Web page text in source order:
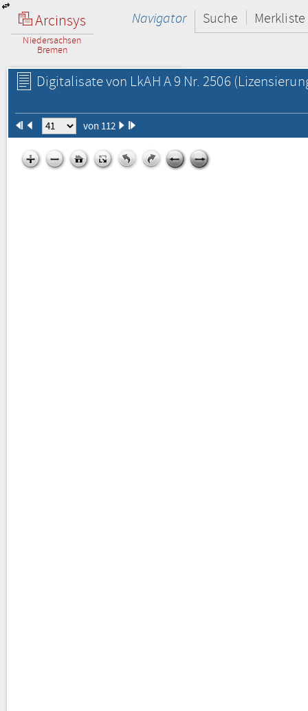
Arcinsys
Niedersachsen
Bremen
Navigator Suche Merkliste
Digitalisate von LkAH A 9 Nr. 2506
von 112